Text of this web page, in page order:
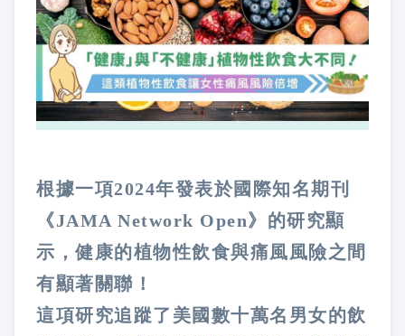
根據一項2024年發表於國際知名期刊
《JAMA Network Open》的研究顯
示，健康的植物性飲食與痛風風險之間
有顯著關聯！
這項研究追蹤了美國數十萬名男女的飲